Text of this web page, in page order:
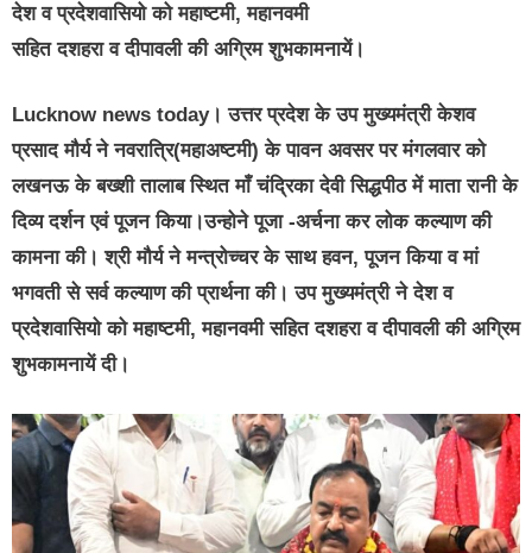
देश व प्रदेशवासियो को महाष्टमी, महानवमी
सहित दशहरा व दीपावली की अग्रिम शुभकामनायें।
Lucknow news today। उत्तर प्रदेश के उप मुख्यमंत्री केशव
प्रसाद मौर्य ने नवरात्रि(महाअष्टमी) के पावन अवसर पर मंगलवार को
लखनऊ के बख्शी तालाब स्थित माँ चंद्रिका देवी सिद्धपीठ में माता रानी के
दिव्य दर्शन एवं पूजन किया।उन्होने पूजा -अर्चना कर लोक कल्याण की
कामना की। श्री मौर्य ने मन्त्रोच्चर के साथ हवन, पूजन किया व मां
भगवती से सर्व कल्याण की प्रार्थना की। उप मुख्यमंत्री ने देश व
प्रदेशवासियो को महाष्टमी, महानवमी सहित दशहरा व दीपावली की अग्रिम
शुभकामनायें दी।